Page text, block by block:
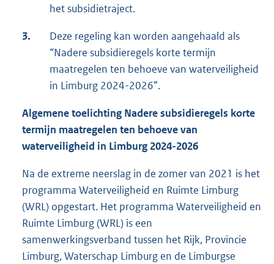
het subsidietraject.
3.
Deze regeling kan worden aangehaald als
“Nadere subsidieregels korte termijn
maatregelen ten behoeve van waterveiligheid
in Limburg 2024-2026”.
Algemene toelichting Nadere subsidieregels korte
termijn maatregelen ten behoeve van
waterveiligheid in Limburg 2024-2026
Na de extreme neerslag in de zomer van 2021 is het
programma Waterveiligheid en Ruimte Limburg
(WRL) opgestart. Het programma Waterveiligheid en
Ruimte Limburg (WRL) is een
samenwerkingsverband tussen het Rijk, Provincie
Limburg, Waterschap Limburg en de Limburgse